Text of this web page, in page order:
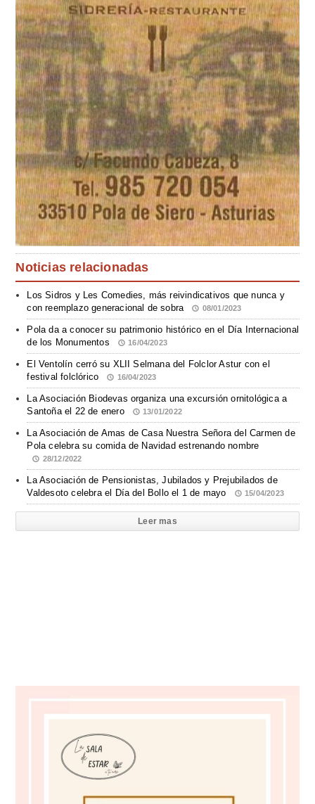
Noticias relacionadas
Los Sidros y Les Comedies, más reivindicativos que nunca y
con reemplazo generacional de sobra
08/01/2023
Pola da a conocer su patrimonio histórico en el Día Internacional
de los Monumentos
16/04/2023
El Ventolín cerró su XLII Selmana del Folclor Astur con el
festival folclórico
16/04/2023
La Asociación Biodevas organiza una excursión ornitológica a
Santoña el 22 de enero
13/01/2022
La Asociación de Amas de Casa Nuestra Señora del Carmen de
Pola celebra su comida de Navidad estrenando nombre
28/12/2022
La Asociación de Pensionistas, Jubilados y Prejubilados de
Valdesoto celebra el Día del Bollo el 1 de mayo
15/04/2023
Leer mas